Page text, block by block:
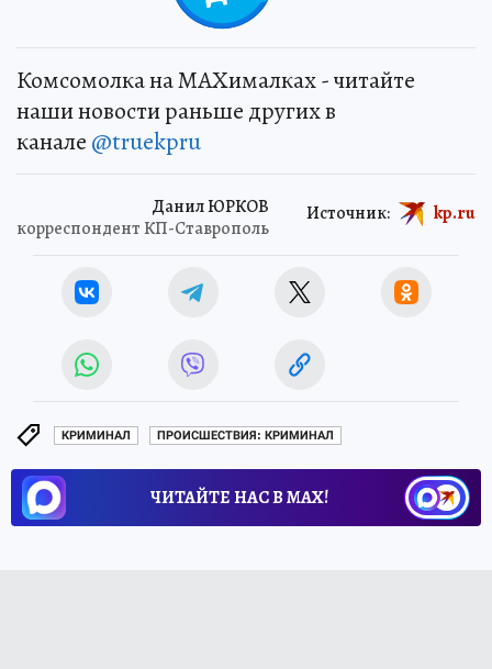
Комсомолка на MAXималках - читайте
наши новости раньше других в
канале @truekpru
Данил ЮРКОВ
корреспондент КП-Ставрополь
Источник: kp.ru
КРИМИНАЛ ПРОИСШЕСТВИЯ: КРИМИНАЛ
ЧИТАЙТЕ НАС В МАХ!